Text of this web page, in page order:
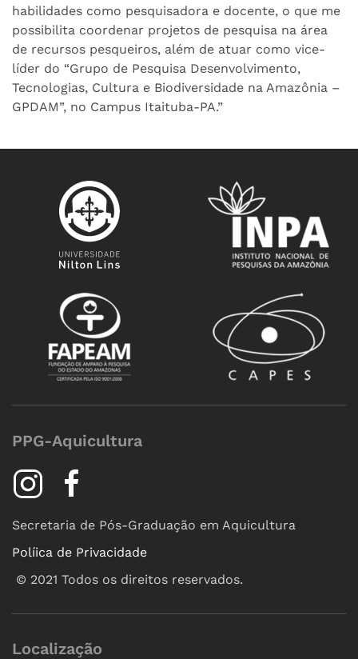
habilidades como pesquisadora e docente, o que me
possibilita coordenar projetos de pesquisa na área
de recursos pesqueiros, além de atuar como vice-
líder do “Grupo de Pesquisa Desenvolvimento,
Tecnologias, Cultura e Biodiversidade na Amazônia –
GPDAM”, no Campus Itaituba-PA.”
PPG-Aquicultura
Secretaria de Pós-Graduação em Aquicultura
Políica de Privacidade
© 2021 Todos os direitos reservados.
Localização